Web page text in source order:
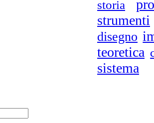
storia
strumenti
disegno
teoretica
sistema